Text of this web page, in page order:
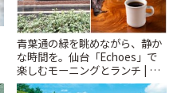
青葉通の緑を眺めながら、静か
な時間を。仙台「Echoes」で
楽しむモーニングとランチ | こ
とりっぷ